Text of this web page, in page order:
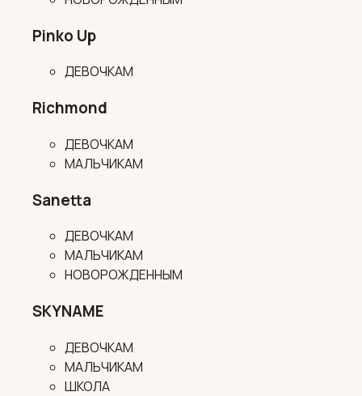
Pinko Up
ДЕВОЧКАМ
Richmond
ДЕВОЧКАМ
МАЛЬЧИКАМ
Sanetta
ДЕВОЧКАМ
МАЛЬЧИКАМ
НОВОРОЖДЕННЫМ
SKYNAME
ДЕВОЧКАМ
МАЛЬЧИКАМ
ШКОЛА